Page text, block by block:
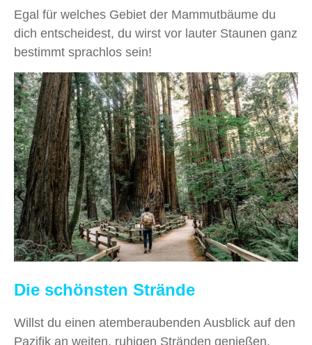
Egal für welches Gebiet der Mammutbäume du
dich entscheidest, du wirst vor lauter Staunen ganz
bestimmt sprachlos sein!
Die schönsten Strände
Willst du einen atemberaubenden Ausblick auf den
Pazifik an weiten, ruhigen Stränden genießen,